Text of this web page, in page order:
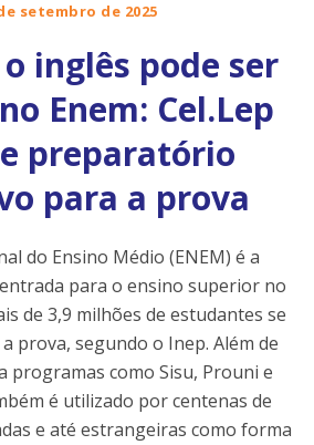
setembro de 2025
inglês pode ser
Enem: Cel.Lep
preparatório
para a prova
do Ensino Médio (ENEM) é a
para o ensino superior no
de 3,9 milhões de estudantes se
prova, segundo o Inep. Além de
programas como Sisu, Prouni e
é utilizado por centenas de
e até estrangeiras como forma